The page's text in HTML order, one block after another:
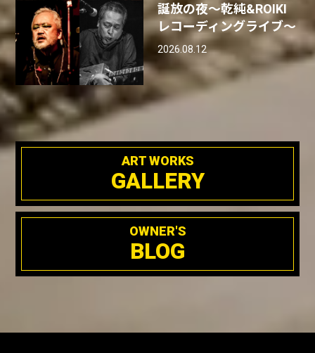
誕放の夜〜乾純&ROIKI
レコーディングライブ〜
2026.08.12
ART WORKS
GALLERY
OWNER'S
BLOG